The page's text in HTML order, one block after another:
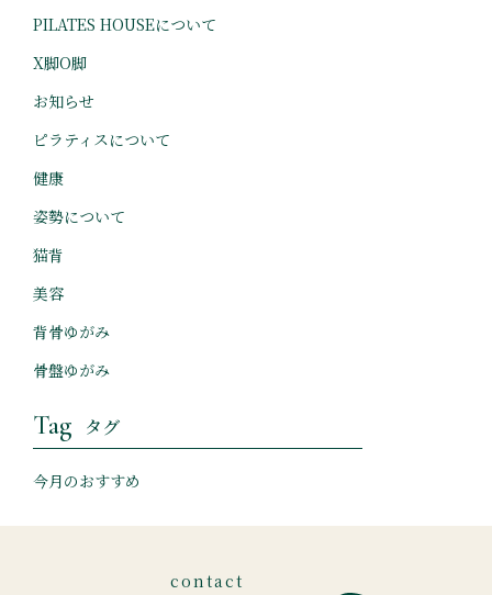
PILATES HOUSEについて
X脚O脚
お知らせ
ピラティスについて
健康
姿勢について
猫背
美容
背骨ゆがみ
骨盤ゆがみ
Tag タグ
今月のおすすめ